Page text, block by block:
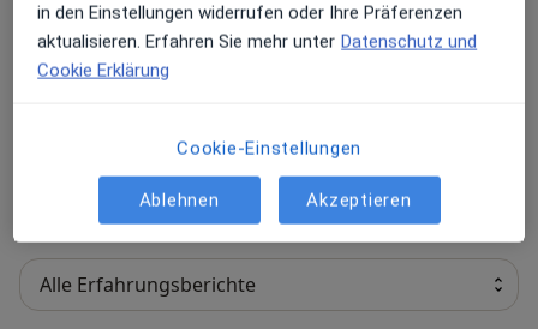
Jede einzelne Bewertungen ist wichtig. Wir
prüfen und moderieren Bewertungen
mehr über Bewertungen und wie wir
Sterne berechnen unterMehr erfahren
in den Einstellungen widerrufen oder Ihre Präferenzen
aktualisieren. Erfahren Sie mehr unter Datenschutz und
Cookie Erklärung
Cookie-Einstellungen
Ablehnen Akzeptieren